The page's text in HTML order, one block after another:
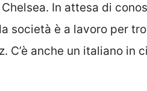
In attesa di
società è a lavoro per
C’è anche un italiano in